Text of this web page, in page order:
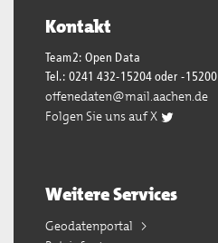
Kontakt
Team2: Open Data
Tel.: 0241 432-15204 oder -15200
offenedaten@mail.aachen.de
Folgen Sie uns auf X
Weitere Services
Geodatenportal